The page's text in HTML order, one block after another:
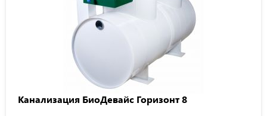
Канализация БиоДевайс Горизонт 8